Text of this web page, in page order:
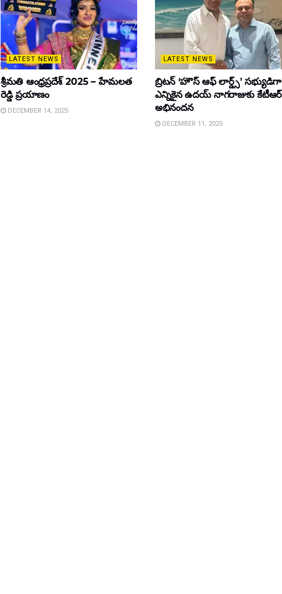
LATEST NEWS
శ్రీమతి ఆంధ్రప్రదేశ్ 2025 – హేమలత
రెడ్డి ప్రయాణం
DECEMBER 14, 2025
LATEST NEWS
బ్రిటన్ ‘హౌస్ ఆఫ్ లార్డ్స్’ సభ్యుడిగా
ఎన్నికైన ఉదయ్ నాగరాజుకు కేటీఆర్
అభినందన
DECEMBER 11, 2025